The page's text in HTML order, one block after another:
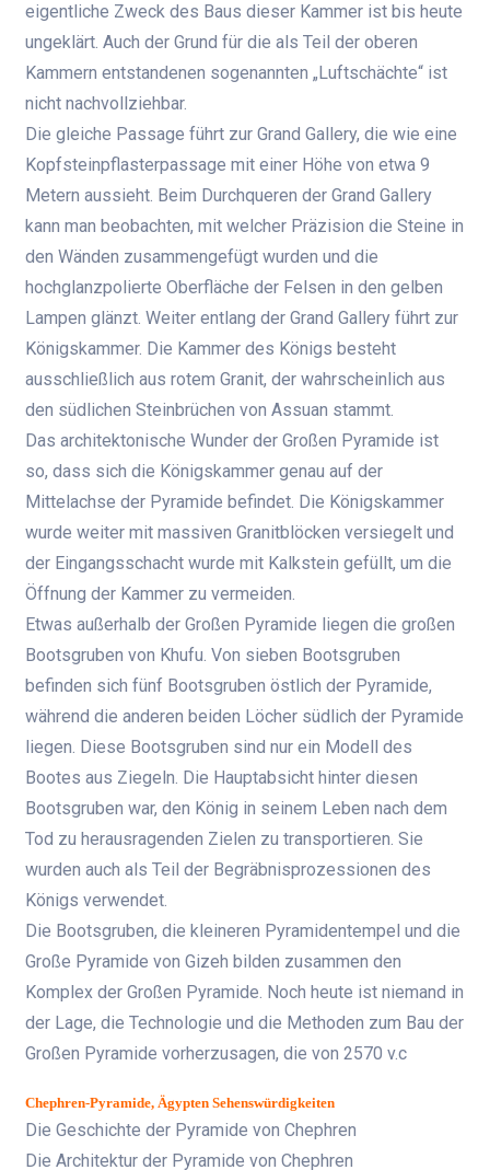
eigentliche Zweck des Baus dieser Kammer ist bis heute
ungeklärt. Auch der Grund für die als Teil der oberen
Kammern entstandenen sogenannten „Luftschächte“ ist
nicht nachvollziehbar.
Die gleiche Passage führt zur Grand Gallery, die wie eine
Kopfsteinpflasterpassage mit einer Höhe von etwa 9
Metern aussieht. Beim Durchqueren der Grand Gallery
kann man beobachten, mit welcher Präzision die Steine ​​in
den Wänden zusammengefügt wurden und die
hochglanzpolierte Oberfläche der Felsen in den gelben
Lampen glänzt. Weiter entlang der Grand Gallery führt zur
Königskammer. Die Kammer des Königs besteht
ausschließlich aus rotem Granit, der wahrscheinlich aus
den südlichen Steinbrüchen von Assuan stammt.
Das architektonische Wunder der Großen Pyramide ist
so, dass sich die Königskammer genau auf der
Mittelachse der Pyramide befindet. Die Königskammer
wurde weiter mit massiven Granitblöcken versiegelt und
der Eingangsschacht wurde mit Kalkstein gefüllt, um die
Öffnung der Kammer zu vermeiden.
Etwas außerhalb der Großen Pyramide liegen die großen
Bootsgruben von Khufu. Von sieben Bootsgruben
befinden sich fünf Bootsgruben östlich der Pyramide,
während die anderen beiden Löcher südlich der Pyramide
liegen. Diese Bootsgruben sind nur ein Modell des
Bootes aus Ziegeln. Die Hauptabsicht hinter diesen
Bootsgruben war, den König in seinem Leben nach dem
Tod zu herausragenden Zielen zu transportieren. Sie
wurden auch als Teil der Begräbnisprozessionen des
Königs verwendet.
Die Bootsgruben, die kleineren Pyramidentempel und die
Große Pyramide von Gizeh bilden zusammen den
Komplex der Großen Pyramide. Noch heute ist niemand in
der Lage, die Technologie und die Methoden zum Bau der
Großen Pyramide vorherzusagen, die von 2570 v.c
Chephren-Pyramide, Ägypten Sehenswürdigkeiten
Die Geschichte der Pyramide von Chephren
Die Architektur der Pyramide von Chephren